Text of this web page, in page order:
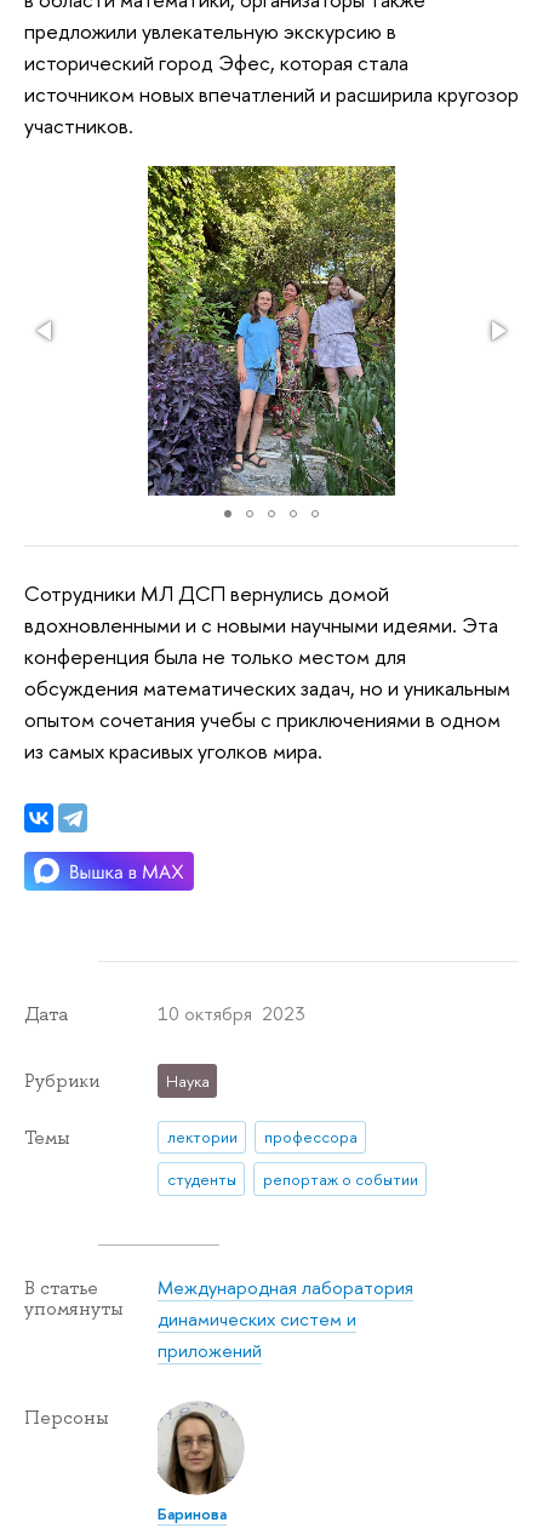
предложили увлекательную экскурсию в
исторический город Эфес, которая стала
источником новых впечатлений и расширила кругозор
участников.
Сотрудники МЛ ДСП вернулись домой
вдохновленными и с новыми научными идеями. Эта
конференция была не только местом для
обсуждения математических задач, но и уникальным
опытом сочетания учебы с приключениями в одном
из самых красивых уголков мира.
Дата 10 октября 2023
Рубрики Наука
Темы лектории
профессора
студенты
репортаж о событии
В статье
упомянуты
Международная лаборатория
динамических систем и
приложений
Персоны
Баринова